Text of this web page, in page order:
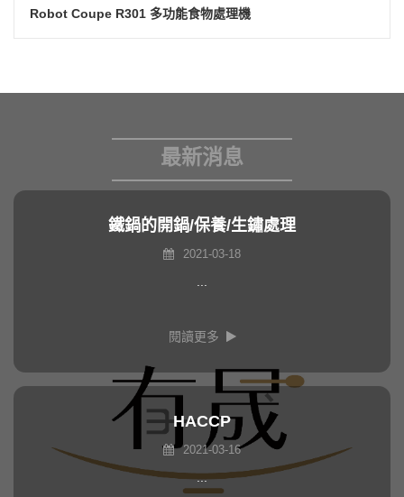
Robot Coupe R301 多功能食物處理機
最新消息
鐵鍋的開鍋/保養/生鏽處理
2021-03-18
...
閱讀更多
HACCP
2021-03-16
...